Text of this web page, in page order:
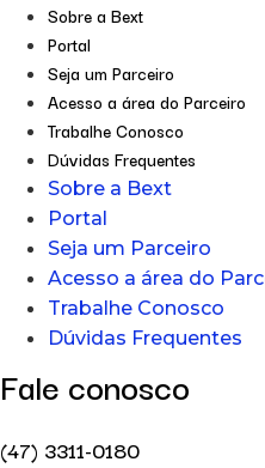
Sobre a Bext
Portal
Seja um Parceiro
Acesso a área do Parceiro
Trabalhe Conosco
Dúvidas Frequentes
Sobre a Bext
Portal
Seja um Parceiro
Acesso a área do
Trabalhe Conosco
Dúvidas Frequentes
Fale conosco
(47) 3311-0180